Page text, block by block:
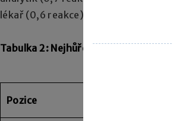
lékař (0,6 reakce) a finanční poradce
Tabulka 2: Nejhůře obsaditelné pozice
Pozice